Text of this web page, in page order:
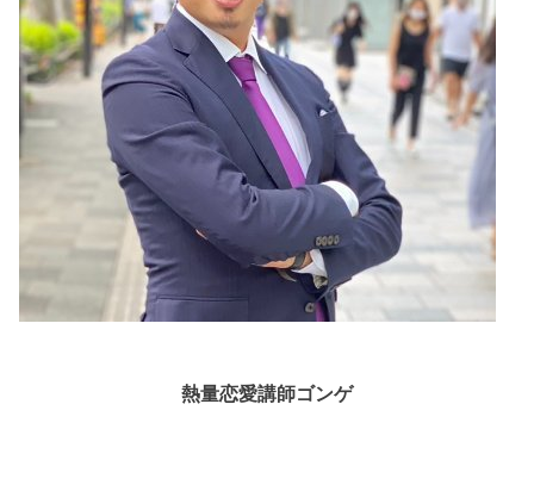
熱量恋愛講師ゴンゲ